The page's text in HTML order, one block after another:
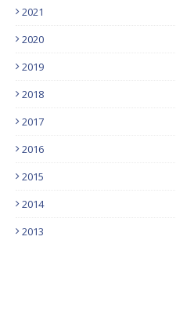
2021
2020
2019
2018
2017
2016
2015
2014
2013